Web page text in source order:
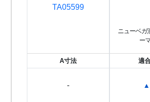
TA05599
ニューベガ
ー
A寸法
-
適